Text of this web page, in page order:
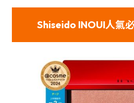
Shiseido INOUI人氣